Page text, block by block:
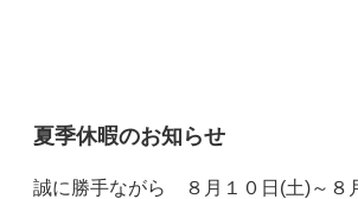
夏季休暇のお知らせ
誠に勝手ながら ８月１０日(土)～８